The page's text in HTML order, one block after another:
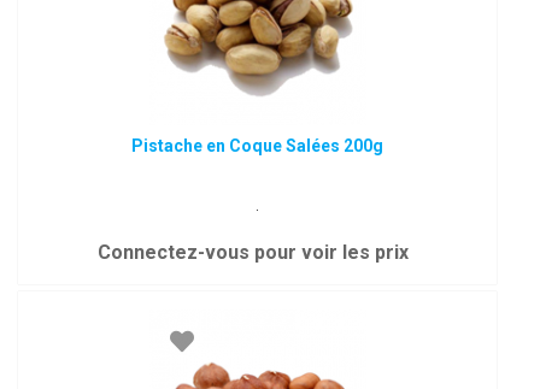
Pistache en Coque Salées 200g
.
Connectez-vous pour voir les prix